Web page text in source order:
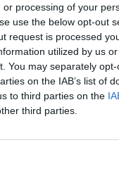
processing of your
use the below opt-out
request is processed
utilized by us
You may separately
on the IAB’s list of
to third parties on the
third parties.
desafia...